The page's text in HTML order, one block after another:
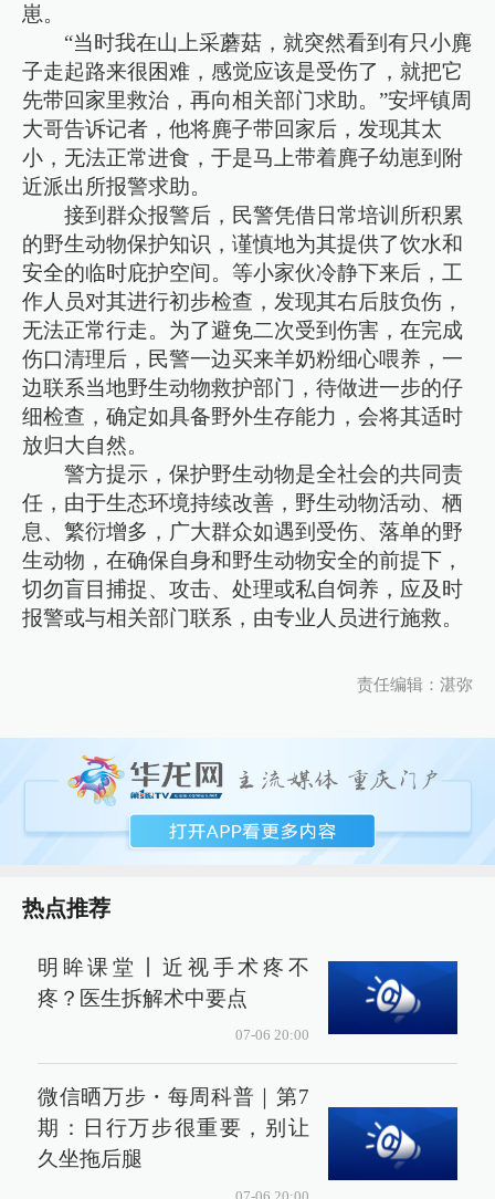
崽。
“当时我在山上采蘑菇，就突然看到有只小麂
子走起路来很困难，感觉应该是受伤了，就把它
先带回家里救治，再向相关部门求助。”安坪镇周
大哥告诉记者，他将麂子带回家后，发现其太
小，无法正常进食，于是马上带着麂子幼崽到附
近派出所报警求助。
接到群众报警后，民警凭借日常培训所积累
的野生动物保护知识，谨慎地为其提供了饮水和
安全的临时庇护空间。等小家伙冷静下来后，工
作人员对其进行初步检查，发现其右后肢负伤，
无法正常行走。为了避免二次受到伤害，在完成
伤口清理后，民警一边买来羊奶粉细心喂养，一
边联系当地野生动物救护部门，待做进一步的仔
细检查，确定如具备野外生存能力，会将其适时
放归大自然。
警方提示，保护野生动物是全社会的共同责
任，由于生态环境持续改善，野生动物活动、栖
息、繁衍增多，广大群众如遇到受伤、落单的野
生动物，在确保自身和野生动物安全的前提下，
切勿盲目捕捉、攻击、处理或私自饲养，应及时
报警或与相关部门联系，由专业人员进行施救。
责任编辑：湛弥
热点推荐
明眸课堂丨近视手术疼不
疼？医生拆解术中要点
07-06 20:00
微信晒万步・每周科普｜第7
期：日行万步很重要，别让
久坐拖后腿